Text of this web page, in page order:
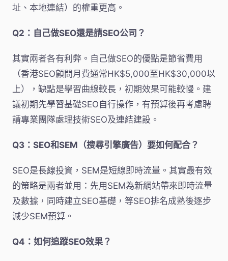
址、本地連結）的權重更高。
Q2：自己做SEO還是請SEO公司？
其實兩者各有利弊。自己做SEO的優點是節省費用
（香港SEO顧問月費通常HK$5,000至HK$30,000以
上），缺點是學習曲線較長，初期效果可能較慢。建
議初期先學習基礎SEO自行操作，有預算後再考慮聘
請專業團隊處理技術SEO及連結建設。
Q3：SEO和SEM（搜尋引擎廣告）要如何配合？
SEO是長線投資，SEM是短線即時流量。其實最有效
的策略是兩者並用：先用SEM為新網站帶來即時流量
及數據，同時建立SEO基礎，等SEO排名成熟後逐步
減少SEM預算。
Q4：如何追蹤SEO效果？